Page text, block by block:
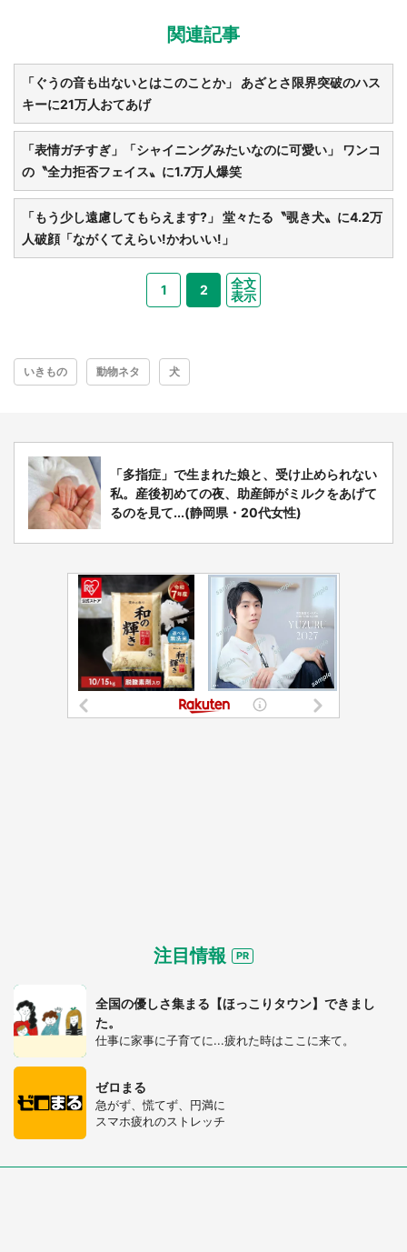
選択する
関連記事
「ぐうの音も出ないとはこのことか」 あざとさ限界突破のハス
キーに21万人おてあげ
「表情ガチすぎ」「シャイニングみたいなのに可愛い」 ワンコ
の〝全力拒否フェイス〟に1.7万人爆笑
「もう少し遠慮してもらえます?」 堂々たる〝覗き犬〟に4.2万
人破顔「ながくてえらい!かわいい!」
1 2
全文
表示
いきもの 動物ネタ 犬
「多指症」で生まれた娘と、受け止められない
私。産後初めての夜、助産師がミルクをあげて
るのを見て...(静岡県・20代女性)
注目情報
全国の優しさ集まる【ほっこりタウン】できまし
た。
仕事に家事に子育てに...疲れた時はここに来て。
ゼロまる
急がず、慌てず、円満に
スマホ疲れのストレッチ